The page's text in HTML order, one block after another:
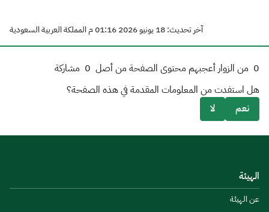
آخر تحديث: 18 يونيو 2026 01:16 م المملكة العربية السعودية
0 من الزوار أعجبهم محتوى الصفحة من أصل 0 مشاركة
هل استفدت من المعلومات المقدمة في هذه الصفحة؟
نعم
لا
الهيئة
عن الهيئة